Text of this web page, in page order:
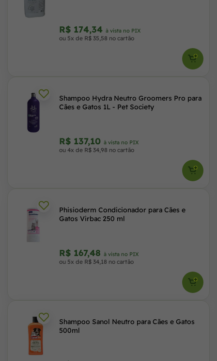
R$ 174,34 à vista no PIX
ou 5x de R$ 35,58 no cartão
Shampoo Hydra Neutro Groomers Pro para
Cães e Gatos 1L - Pet Society
R$ 137,10 à vista no PIX
ou 4x de R$ 34,98 no cartão
Phisioderm Condicionador para Cães e
Gatos Virbac 250 ml
R$ 167,48 à vista no PIX
ou 5x de R$ 34,18 no cartão
Shampoo Sanol Neutro para Cães e Gatos
500ml